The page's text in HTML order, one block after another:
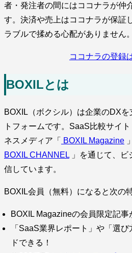
者・発注者の間にはココナラが仲
す。決済や売上はココナラが保証
ラブルで揉める心配がありません。
ココナラの登録
BOXILとは
BOXIL（ボクシル）は企業のDX
トフォームです。SaaS比較サイト
ネスメディア「
BOXIL Magazine
BOXIL CHANNEL」を通じて、ビ
信しています。
BOXIL会員（無料）になると次の
BOXIL Magazineの会員限定記事
「SaaS業界レポート」や「選
ドできる！